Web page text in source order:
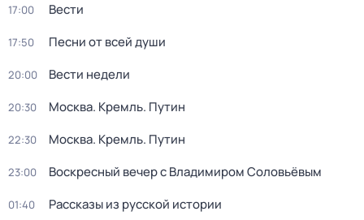
17:00 Вести
17:50 Песни от всей души
20:00 Вести недели
20:30 Москва. Кремль. Путин
22:30 Москва. Кремль. Путин
23:00 Воскресный вечер с Владимиром Соловьёвым
01:40 Рассказы из русской истории